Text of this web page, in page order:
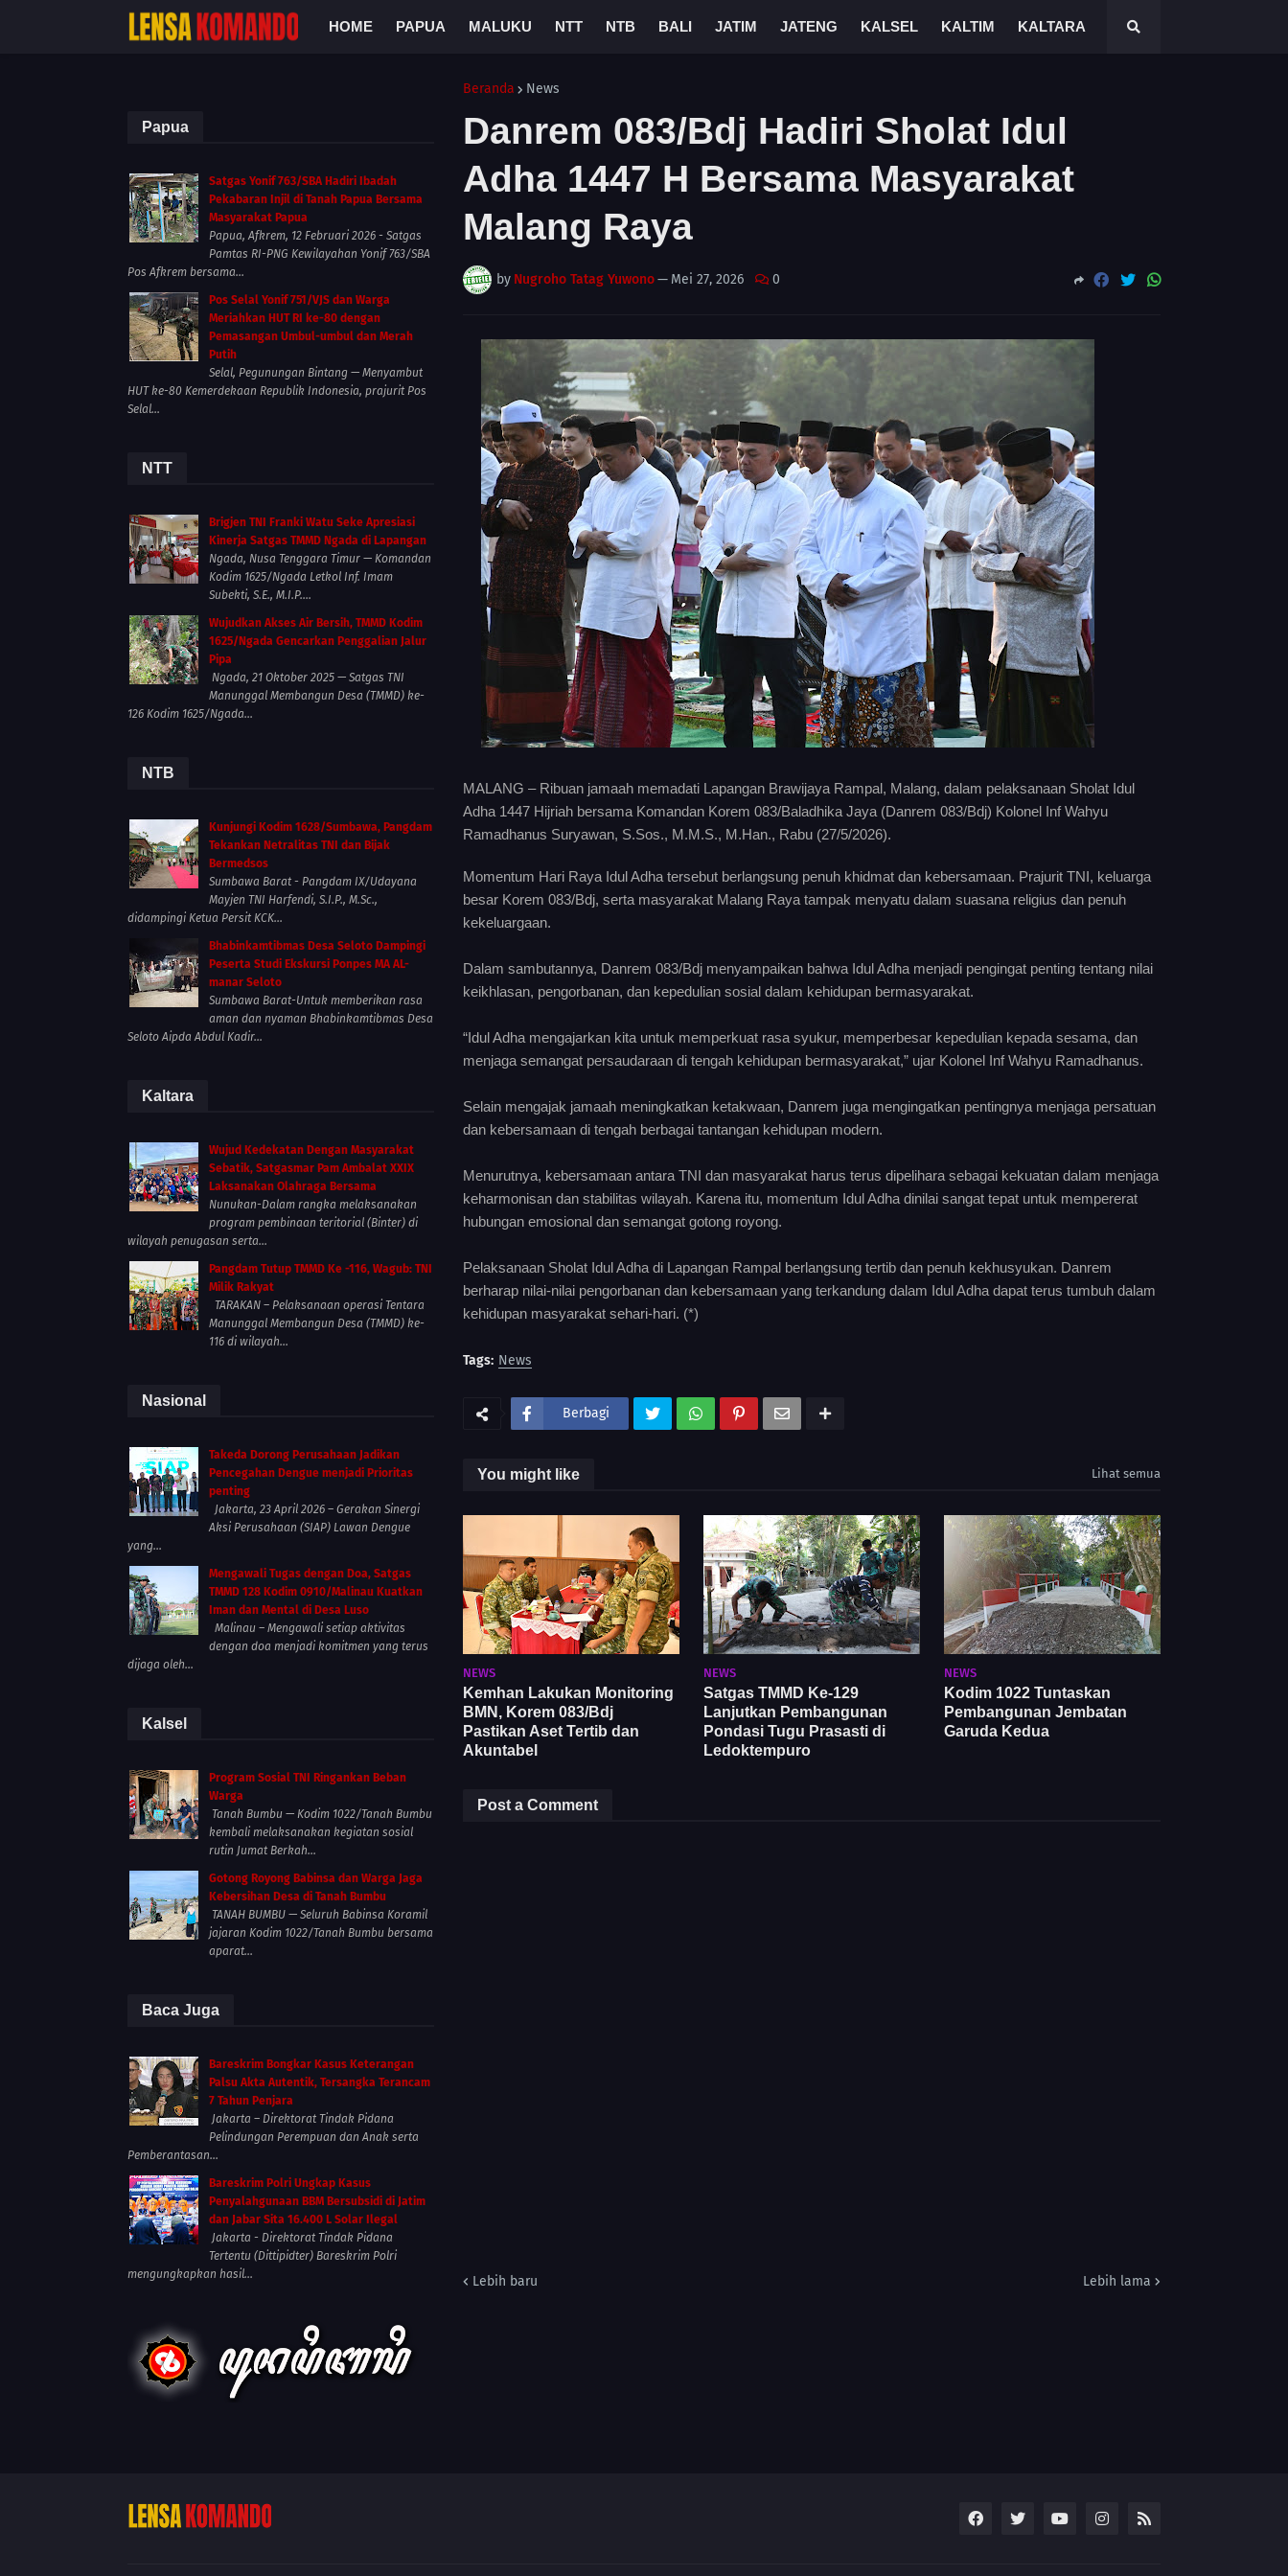
HOME PAPUA MALUKU NTT NTB BALI JATIM JATENG KALSEL KALTIM KALTARA
Beranda News
Danrem 083/Bdj Hadiri Sholat Idul
Adha 1447 H Bersama Masyarakat
Malang Raya
by Nugroho Tatag Yuwono— Mei 27, 2026 0
MALANG – Ribuan jamaah memadati Lapangan Brawijaya Rampal, Malang, dalam pelaksanaan Sholat Idul
Adha 1447 Hijriah bersama Komandan Korem 083/Baladhika Jaya (Danrem 083/Bdj) Kolonel Inf Wahyu
Ramadhanus Suryawan, S.Sos., M.M.S., M.Han., Rabu (27/5/2026).
Momentum Hari Raya Idul Adha tersebut berlangsung penuh khidmat dan kebersamaan. Prajurit TNI, keluarga
besar Korem 083/Bdj, serta masyarakat Malang Raya tampak menyatu dalam suasana religius dan penuh
kekeluargaan.
Dalam sambutannya, Danrem 083/Bdj menyampaikan bahwa Idul Adha menjadi pengingat penting tentang nilai
keikhlasan, pengorbanan, dan kepedulian sosial dalam kehidupan bermasyarakat.
“Idul Adha mengajarkan kita untuk memperkuat rasa syukur, memperbesar kepedulian kepada sesama, dan
menjaga semangat persaudaraan di tengah kehidupan bermasyarakat,” ujar Kolonel Inf Wahyu Ramadhanus.
Selain mengajak jamaah meningkatkan ketakwaan, Danrem juga mengingatkan pentingnya menjaga persatuan
dan kebersamaan di tengah berbagai tantangan kehidupan modern.
Menurutnya, kebersamaan antara TNI dan masyarakat harus terus dipelihara sebagai kekuatan dalam menjaga
keharmonisan dan stabilitas wilayah. Karena itu, momentum Idul Adha dinilai sangat tepat untuk mempererat
hubungan emosional dan semangat gotong royong.
Pelaksanaan Sholat Idul Adha di Lapangan Rampal berlangsung tertib dan penuh kekhusyukan. Danrem
berharap nilai-nilai pengorbanan dan kebersamaan yang terkandung dalam Idul Adha dapat terus tumbuh dalam
kehidupan masyarakat sehari-hari. (*)
Tags: News
Berbagi
You might like Lihat semua
NEWS
Kemhan Lakukan Monitoring
BMN, Korem 083/Bdj
Pastikan Aset Tertib dan
Akuntabel
NEWS
Satgas TMMD Ke-129
Lanjutkan Pembangunan
Pondasi Tugu Prasasti di
Ledoktempuro
NEWS
Kodim 1022 Tuntaskan
Pembangunan Jembatan
Garuda Kedua
Post a Comment
Lebih baru Lebih lama
Papua
Satgas Yonif 763/SBA Hadiri Ibadah
Pekabaran Injil di Tanah Papua Bersama
Masyarakat Papua
Papua, Afkrem, 12 Februari 2026 - Satgas
Pamtas RI-PNG Kewilayahan Yonif 763/SBA
Pos Afkrem bersama...
Pos Selal Yonif 751/VJS dan Warga
Meriahkan HUT RI ke-80 dengan
Pemasangan Umbul-umbul dan Merah
Putih
Selal, Pegunungan Bintang — Menyambut
HUT ke-80 Kemerdekaan Republik Indonesia, prajurit Pos
Selal...
NTT
Brigjen TNI Franki Watu Seke Apresiasi
Kinerja Satgas TMMD Ngada di Lapangan
Ngada, Nusa Tenggara Timur — Komandan
Kodim 1625/Ngada Letkol Inf. Imam
Subekti, S.E., M.I.P....
Wujudkan Akses Air Bersih, TMMD Kodim
1625/Ngada Gencarkan Penggalian Jalur
Pipa
Ngada, 21 Oktober 2025 — Satgas TNI
Manunggal Membangun Desa (TMMD) ke-
126 Kodim 1625/Ngada...
NTB
Kunjungi Kodim 1628/Sumbawa, Pangdam
Tekankan Netralitas TNI dan Bijak
Bermedsos
Sumbawa Barat - Pangdam IX/Udayana
Mayjen TNI Harfendi, S.I.P., M.Sc.,
didampingi Ketua Persit KCK...
Bhabinkamtibmas Desa Seloto Dampingi
Peserta Studi Ekskursi Ponpes MA AL-
manar Seloto
Sumbawa Barat-Untuk memberikan rasa
aman dan nyaman Bhabinkamtibmas Desa
Seloto Aipda Abdul Kadir...
Kaltara
Wujud Kedekatan Dengan Masyarakat
Sebatik, Satgasmar Pam Ambalat XXIX
Laksanakan Olahraga Bersama
Nunukan-Dalam rangka melaksanakan
program pembinaan teritorial (Binter) di
wilayah penugasan serta...
Pangdam Tutup TMMD Ke -116, Wagub: TNI
Milik Rakyat
TARAKAN – Pelaksanaan operasi Tentara
Manunggal Membangun Desa (TMMD) ke-
116 di wilayah...
Nasional
Takeda Dorong Perusahaan Jadikan
Pencegahan Dengue menjadi Prioritas
penting
Jakarta, 23 April 2026 – Gerakan Sinergi
Aksi Perusahaan (SIAP) Lawan Dengue
yang...
Mengawali Tugas dengan Doa, Satgas
TMMD 128 Kodim 0910/Malinau Kuatkan
Iman dan Mental di Desa Luso
Malinau – Mengawali setiap aktivitas
dengan doa menjadi komitmen yang terus
dijaga oleh...
Kalsel
Program Sosial TNI Ringankan Beban
Warga
Tanah Bumbu — Kodim 1022/Tanah Bumbu
kembali melaksanakan kegiatan sosial
rutin Jumat Berkah...
Gotong Royong Babinsa dan Warga Jaga
Kebersihan Desa di Tanah Bumbu
TANAH BUMBU — Seluruh Babinsa Koramil
jajaran Kodim 1022/Tanah Bumbu bersama
aparat...
Baca Juga
Bareskrim Bongkar Kasus Keterangan
Palsu Akta Autentik, Tersangka Terancam
7 Tahun Penjara
Jakarta – Direktorat Tindak Pidana
Pelindungan Perempuan dan Anak serta
Pemberantasan...
Bareskrim Polri Ungkap Kasus
Penyalahgunaan BBM Bersubsidi di Jatim
dan Jabar Sita 16.400 L Solar Ilegal
Jakarta - Direktorat Tindak Pidana
Tertentu (Dittipidter) Bareskrim Polri
mengungkapkan hasil...